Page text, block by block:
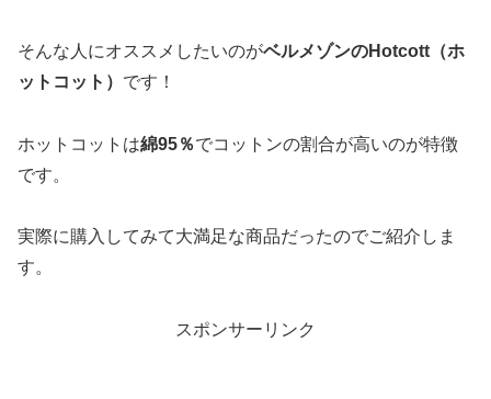
そんな人にオススメしたいのがベルメゾンのHotcott（ホ
ットコット） です！
ホットコットは綿95％でコットンの割合が高いのが特徴
です。
実際に購入してみて大満足な商品だったのでご紹介しま
す。
スポンサーリンク